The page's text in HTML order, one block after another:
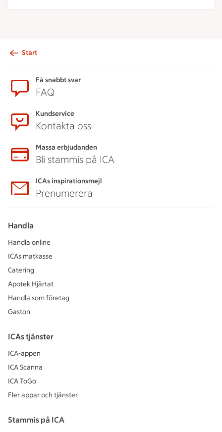
Start
Få snabbt svar
FAQ
Kundservice
Kontakta oss
Massa erbjudanden
Bli stammis på ICA
ICAs inspirationsmejl
Prenumerera
Handla
Handla online
ICAs matkasse
Catering
Apotek Hjärtat
Handla som företag
Gaston
ICAs tjänster
ICA-appen
ICA Scanna
ICA ToGo
Fler appar och tjänster
Stammis på ICA